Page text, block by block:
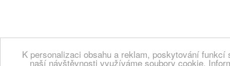
K personalizaci obsahu a reklam, poskytování
naší návštěvnosti využíváme soubory cookie.